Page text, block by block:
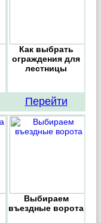
Как выбрать
ограждения для
лестницы
Перейти
Выбираем
въездные ворота